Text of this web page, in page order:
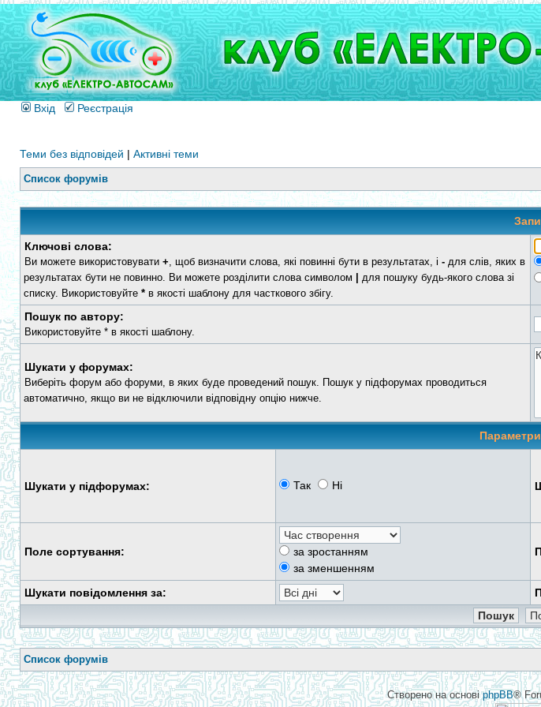
Вхід Реєстрація
Теми без відповідей | Активні теми
Список форумів
Ключові слова:
Ви можете використовувати +, щоб визначити слова, які повинні бути в результатах, і - для слів, яких в
результатах бути не повинно. Ви можете розділити слова символом
для пошуку будь-якого слова зі
списку. Використовуйте * в якості шаблону для часткового збігу.
Пошук по автору:
Використовуйте * в якості шаблону.
Шукати у форумах:
Виберіть форум або форуми, в яких буде проведений пошук. Пошук у підфорумах проводиться
автоматично, якщо ви не відключили відповідну опцію нижче.
Шукати у підфорумах: Так Ні
Поле сортування:
за зростанням
за зменшенням
Шукати повідомлення за:
Список форумів
Створено на основіphpBB®